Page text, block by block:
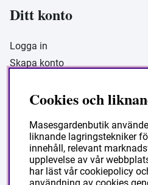
Ditt konto
Logga in
Skapa konto
Masesgården AB
Siljansnäsvägen 211 Grytnäs
793 92 Leksand.
Cookies och
Masesgardenbutik
liknande lagringstekniker
innehåll, relevant
upplevelse av vår
har läst vår cookiepolicy